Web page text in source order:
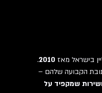
בישראל מאז2010
.
הקבועה שלהם –
שמקפיד על